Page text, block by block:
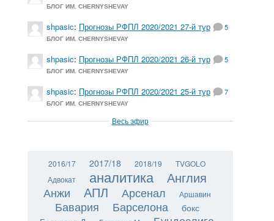
БЛОГ ИМ. CHERNYSHEVAY
shpasic: Прогнозы РФПЛ 2020/2021 27-й тур 5
БЛОГ ИМ. CHERNYSHEVAY
shpasic: Прогнозы РФПЛ 2020/2021 26-й тур 5
БЛОГ ИМ. CHERNYSHEVAY
shpasic: Прогнозы РФПЛ 2020/2021 25-й тур 7
БЛОГ ИМ. CHERNYSHEVAY
Весь эфир
2016/17 2017/18 2018/19
TVGOLO
Адвокат
аналитика Англия
Анжи АПЛ Арсенал Аршавин
Бавария Барселона
бокс